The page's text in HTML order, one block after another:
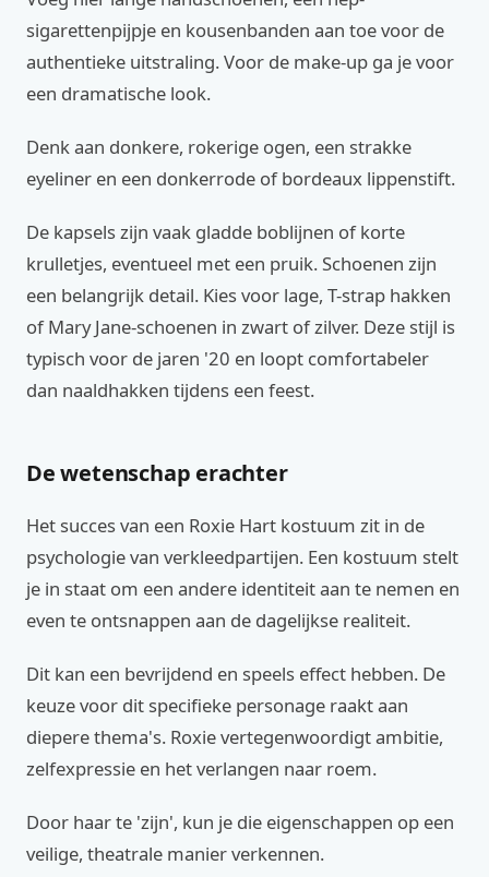
sigarettenpijpje en kousenbanden aan toe voor de
authentieke uitstraling. Voor de make-up ga je voor
een dramatische look.
Denk aan donkere, rokerige ogen, een strakke
eyeliner en een donkerrode of bordeaux lippenstift.
De kapsels zijn vaak gladde boblijnen of korte
krulletjes, eventueel met een pruik. Schoenen zijn
een belangrijk detail. Kies voor lage, T-strap hakken
of Mary Jane-schoenen in zwart of zilver. Deze stijl is
typisch voor de jaren '20 en loopt comfortabeler
dan naaldhakken tijdens een feest.
De wetenschap erachter
Het succes van een Roxie Hart kostuum zit in de
psychologie van verkleedpartijen. Een kostuum stelt
je in staat om een andere identiteit aan te nemen en
even te ontsnappen aan de dagelijkse realiteit.
Dit kan een bevrijdend en speels effect hebben. De
keuze voor dit specifieke personage raakt aan
diepere thema's. Roxie vertegenwoordigt ambitie,
zelfexpressie en het verlangen naar roem.
Door haar te 'zijn', kun je die eigenschappen op een
veilige, theatrale manier verkennen.